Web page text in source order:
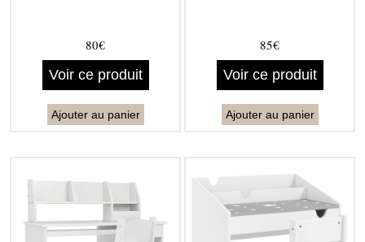
80€
Voir ce produit
Ajouter au panier
85€
Voir ce produit
Ajouter au panier